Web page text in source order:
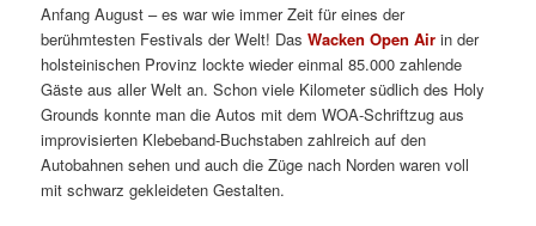
Anfang August – es war wie immer Zeit für eines der
berühmtesten Festivals der Welt! DasWacken Open Air in der
holsteinischen Provinz lockte wieder einmal 85.000 zahlende
Gäste aus aller Welt an. Schon viele Kilometer südlich des Holy
Grounds konnte man die Autos mit dem WOA-Schriftzug aus
improvisierten Klebeband-Buchstaben zahlreich auf den
Autobahnen sehen und auch die Züge nach Norden waren voll
mit schwarz gekleideten Gestalten.